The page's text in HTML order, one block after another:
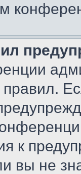
правил.
к
вы не